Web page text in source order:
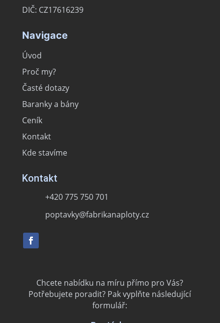
DIČ: CZ17616239
Navigace
Úvod
Proč my?
Časté dotazy
Baranky a bány
Ceník
Kontakt
Kde stavíme
Kontakt
+420 775 750 701
poptavky@fabrikanaploty.cz
Chcete nabídku na míru přímo pro Vás?
Potřebujete poradit? Pak vyplňte následující
formulář: